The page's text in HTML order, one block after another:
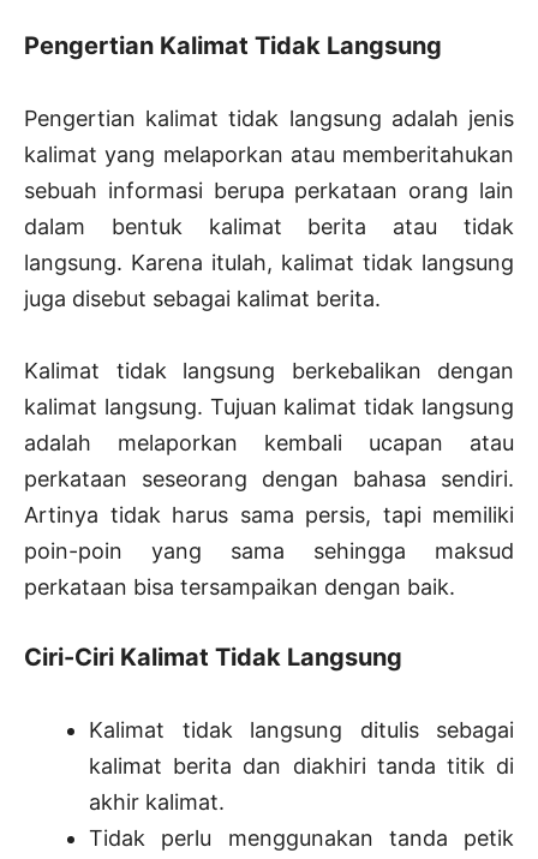
Pengertian Kalimat Tidak Langsung
Pengertian kalimat tidak langsung adalah jenis
kalimat yang melaporkan atau memberitahukan
sebuah informasi berupa perkataan orang lain
dalam bentuk kalimat berita atau tidak
langsung. Karena itulah, kalimat tidak langsung
juga disebut sebagai kalimat berita.
Kalimat tidak langsung berkebalikan dengan
kalimat langsung. Tujuan kalimat tidak langsung
adalah melaporkan kembali ucapan atau
perkataan seseorang dengan bahasa sendiri.
Artinya tidak harus sama persis, tapi memiliki
poin-poin yang sama sehingga maksud
perkataan bisa tersampaikan dengan baik.
Ciri-Ciri Kalimat Tidak Langsung
Kalimat tidak langsung ditulis sebagai
kalimat berita dan diakhiri tanda titik di
akhir kalimat.
Tidak perlu menggunakan tanda petik